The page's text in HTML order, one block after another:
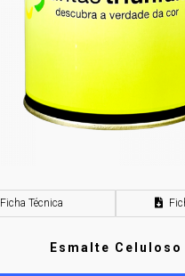
Ficha Técnica
Esmalte Celuloso